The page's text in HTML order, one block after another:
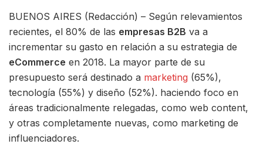
BUENOS AIRES (Redacción) – Según relevamientos
recientes, el 80% de las empresas B2B va a
incrementar su gasto en relación a su estrategia de
eCommerce en 2018. La mayor parte de su
presupuesto será destinado a marketing (65%),
tecnología (55%) y diseño (52%). haciendo foco en
áreas tradicionalmente relegadas, como web content,
y otras completamente nuevas, como marketing de
influenciadores.